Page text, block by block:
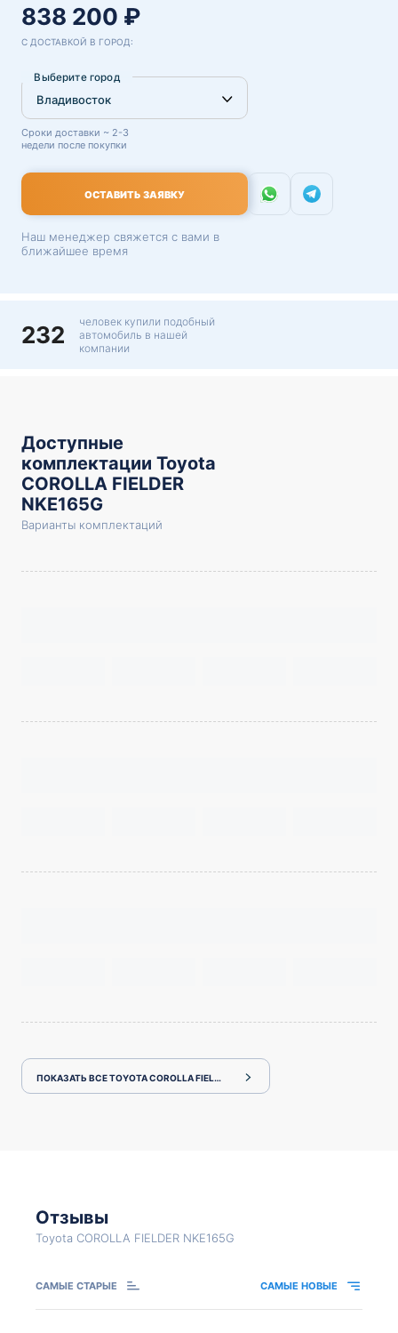
838 200 ₽
С ДОСТАВКОЙ В ГОРОД:
Выберите город
Сроки доставки ~ 2-3
недели после покупки
ОСТАВИТЬ ЗАЯВКУ
Наш менеджер свяжется с вами в
ближайшее время
232
человек купили подобный
автомобиль в нашей
компании
Доступные
комплектации Toyota
COROLLA FIELDER
NKE165G
Варианты комплектаций
ПОКАЗАТЬ ВСЕ TOYOTA COROLLA FIELDER NKE165G
Отзывы
Toyota COROLLA FIELDER NKE165G
САМЫЕ СТАРЫЕ САМЫЕ НОВЫЕ